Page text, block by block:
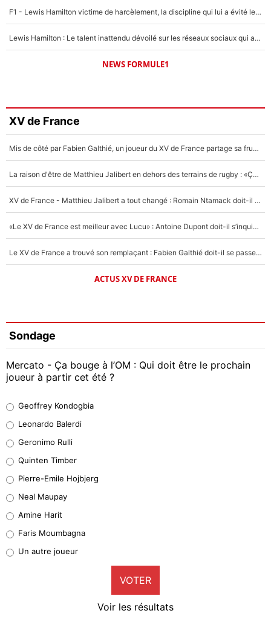
F1 - Lewis Hamilton victime de harcèlement, la discipline qui lui a évité le pire : «J'aurais probablement mal tourné»
Lewis Hamilton : Le talent inattendu dévoilé sur les réseaux sociaux qui a impressionné Kim Kardashian pendant leurs vacances en amoureux !
NEWS FORMULE1
XV de France
Mis de côté par Fabien Galthié, un joueur du XV de France partage sa frustration : «ils ne me l’ont pas dit tout de suite»
La raison d'être de Matthieu Jalibert en dehors des terrains de rugby : «Ça m'atteint autant que si tu touches à un membre de ma famille»
XV de France - Matthieu Jalibert a tout changé : Romain Ntamack doit-il s’inquiéter pour sa place à un an de la Coupe du monde ?
«Le XV de France est meilleur avec Lucu» : Antoine Dupont doit-il s’inquiéter pour sa place ?
Le XV de France a trouvé son remplaçant : Fabien Galthié doit-il se passer d'Antoine Dupont ?
ACTUS XV DE FRANCE
Sondage
Mercato - Ça bouge à l’OM : Qui doit être le prochain
joueur à partir cet été ?
38%
32%
4%
1%
9%
Geoffrey Kondogbia
Leonardo Balerdi
Geronimo Rulli
Quinten Timber
Pierre-Emile Hojbjerg
Neal Maupay
Amine Harit
Faris Moumbagna
Un autre joueur
VOTER
Voir les résultats